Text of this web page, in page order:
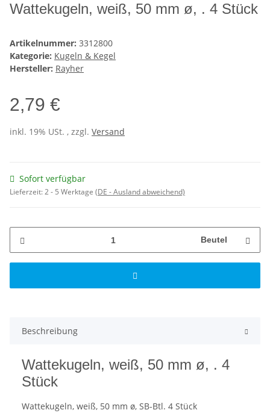
Wattekugeln, weiß, 50 mm ø, . 4 Stück
Artikelnummer: 3312800
Kategorie: Kugeln & Kegel
Hersteller: Rayher
2,79 €
inkl. 19% USt. , zzgl. Versand
Sofort verfügbar
Lieferzeit:2 - 5 Werktage (DE - Ausland abweichend)
Beutel
Beschreibung
Wattekugeln, weiß, 50 mm ø, . 4
Stück
Wattekugeln, weiß, 50 mm ø, SB-Btl. 4 Stück